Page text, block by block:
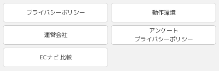
プライバシーポリシー 動作環境
運営会社
アンケート
プライバシーポリシー
ECナビ 比較